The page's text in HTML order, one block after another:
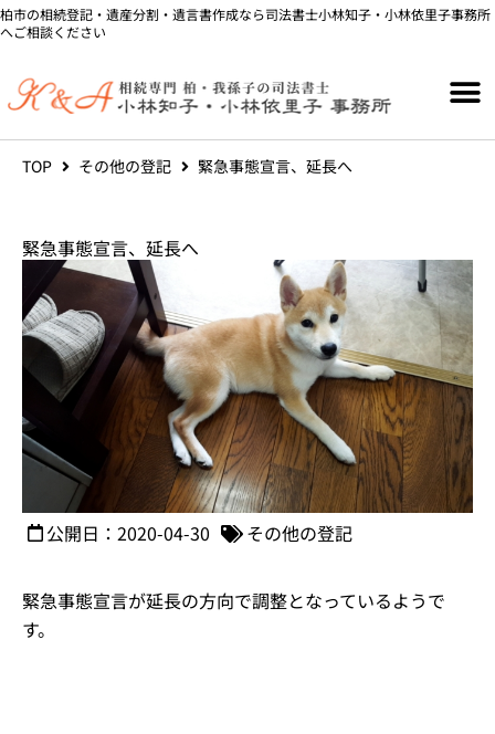
内
容
ス
柏市の相続登記・遺産分割・遺言書作成なら司法書士小林知子・小林依里子事務所
へご相談ください
TOP その他の登記 緊急事態宣言、延長へ
緊急事態宣言、延長へ
公開日：2020-04-30 その他の登記
緊急事態宣言が延長の方向で調整となっているようで
す。